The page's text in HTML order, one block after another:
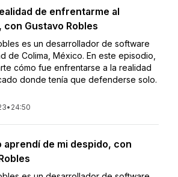
de enfrentarme al
con Gustavo Robles
es un desarrollador de software
de Colima, México. En este episodio,
cómo fue enfrentarse a la realidad
donde tenía que defenderse solo.
• 24:50
aprendí de mi despido, con